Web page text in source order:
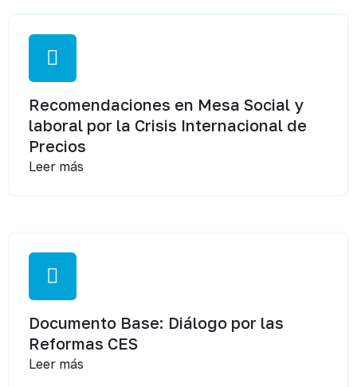
Recomendaciones en Mesa Social y
laboral por la Crisis Internacional de
Precios
Leer más
Documento Base: Diálogo por las
Reformas CES
Leer más